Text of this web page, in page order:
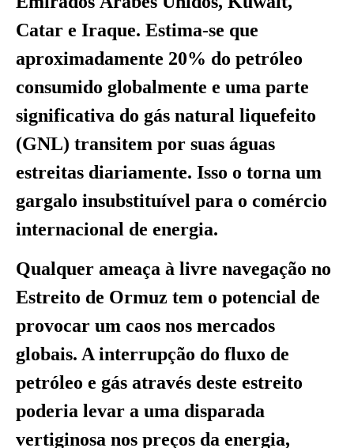
Catar e Iraque. Estima-se que
aproximadamente 20% do petróleo
consumido globalmente e uma parte
significativa do gás natural liquefeito
(GNL) transitem por suas águas
estreitas diariamente. Isso o torna um
gargalo insubstituível para o comércio
internacional de energia.
Qualquer ameaça à livre navegação no
Estreito de Ormuz tem o potencial de
provocar um caos nos mercados
globais. A interrupção do fluxo de
petróleo e gás através deste estreito
poderia levar a uma disparada
vertiginosa nos preços da energia,